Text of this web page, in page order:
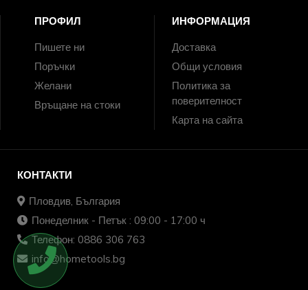
ПРОФИЛ
Пишете ни
Поръчки
Желани
Връщане на стоки
ИНФОРМАЦИЯ
Доставка
Общи условия
Политика за
поверителност
Карта на сайта
КОНТАКТИ
Пловдив, България
Понеделник - Петък : 09:00 - 17:00 ч
Телефон: 0886 306 763
info@hometools.bg